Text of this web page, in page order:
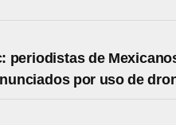
periodistas de
por uso de